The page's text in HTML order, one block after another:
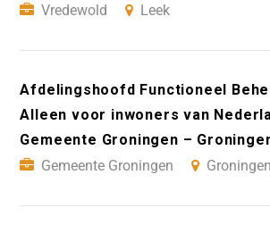
Vredewold
Leek
Afdelingshoofd Functioneel
Alleen voor inwoners van
Gemeente Groningen –
Gemeente Groningen
Groningen